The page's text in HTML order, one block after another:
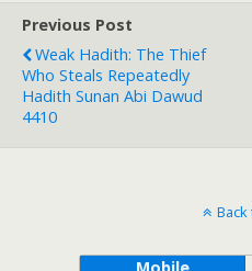
Previous Post
Weak Hadith: The Thief
Who Steals Repeatedly
Hadith Sunan Abi Dawud
4410